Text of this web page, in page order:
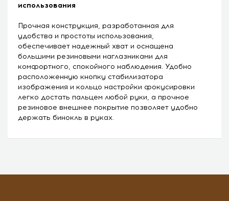
использования
Прочная конструкция, разработанная для
удобства и простоты использования,
обеспечивает надежный хват и оснащена
большими резиновыми наглазниками для
комфортного, спокойного наблюдения. Удобно
расположенную кнопку стабилизатора
изображения и кольцо настройки фокусировки
легко достать пальцем любой руки, а прочное
резиновое внешнее покрытие позволяет удобно
держать бинокль в руках.